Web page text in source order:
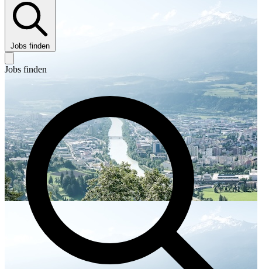
Jobs finden
Jobs finden